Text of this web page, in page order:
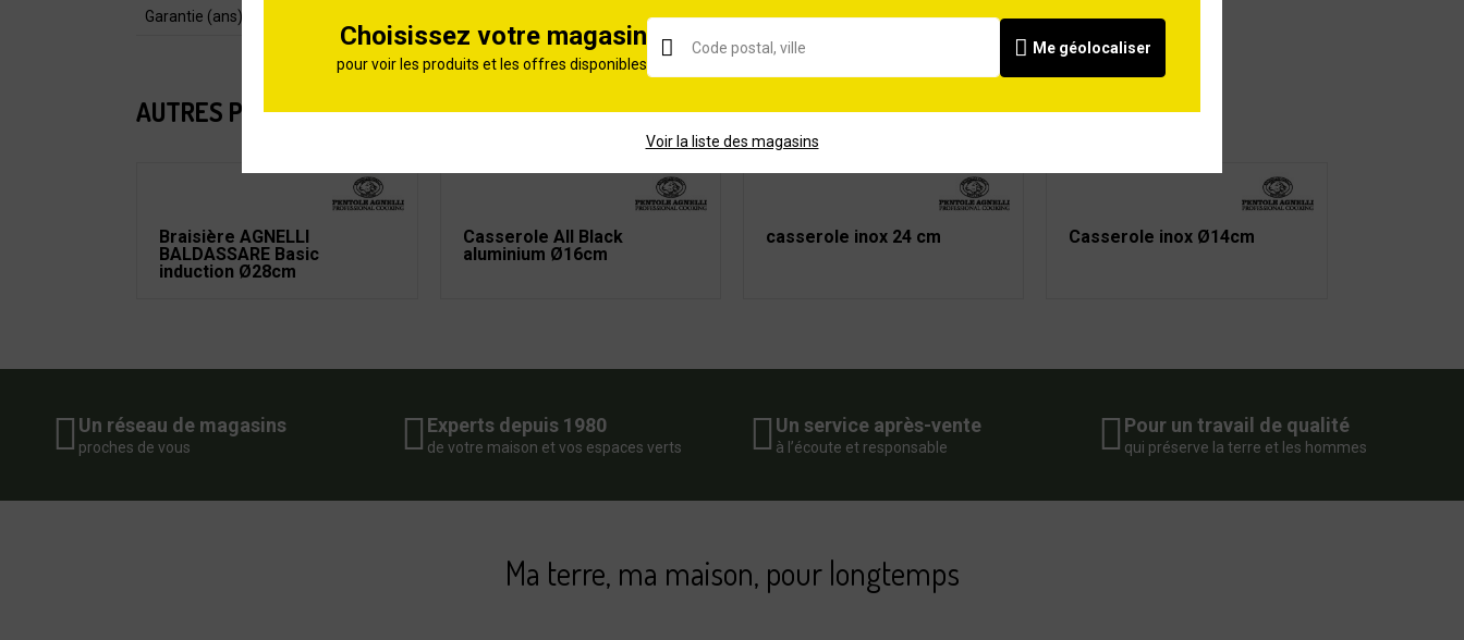
Garantie (ans) 2 ans
AUTRES PRODUITS DE LA CATÉGORIE
Braisière AGNELLI
BALDASSARE Basic
induction Ø28cm
Casserole All Black
aluminium Ø16cm
casserole inox 24 cm Casserole inox Ø14cm
Un réseau de magasins
proches de vous
Experts depuis 1980
de votre maison et vos espaces verts
Un service après-vente
à l’écoute et responsable
Pour un travail de qualité
qui préserve la terre et les hommes
Ma terre, ma maison, pour longtemps
Choisissez votre magasin
pour voir les produits et les offres disponibles
Me géolocaliser
Voir la liste des magasins